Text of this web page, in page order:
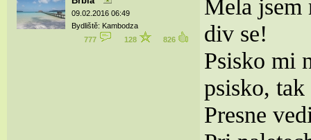
09.02.2016 06:49
Bydliště: Kambodza
777
128 826
Mela
div se!
Psisko mi
psisko,
Presne